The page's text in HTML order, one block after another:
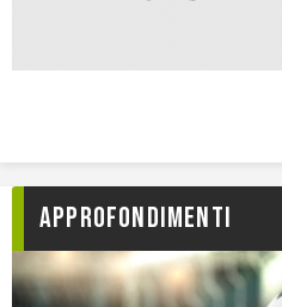
Approfondimenti